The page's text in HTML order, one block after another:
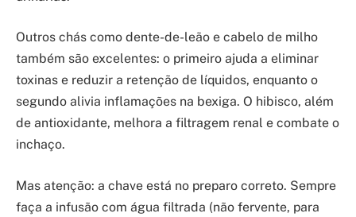
Outros chás como dente-de-leão e cabelo de milho
também são excelentes: o primeiro ajuda a eliminar
toxinas e reduzir a retenção de líquidos, enquanto o
segundo alivia inflamações na bexiga. O hibisco, além
de antioxidante, melhora a filtragem renal e combate o
inchaço.
Mas atenção: a chave está no preparo correto. Sempre
faça a infusão com água filtrada (não fervente, para